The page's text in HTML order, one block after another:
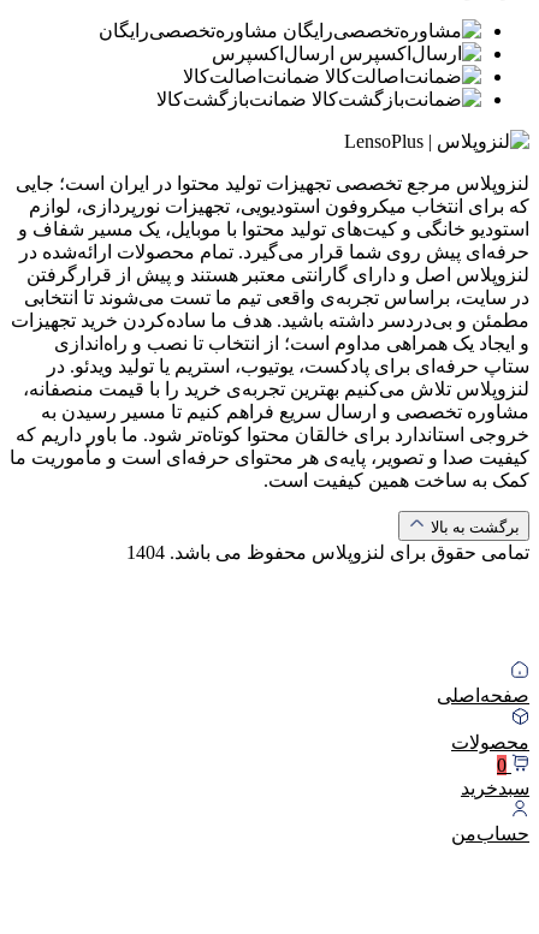
مشاوره‌تخصصی‌رایگان
ارسال‌اکسپرس
ضمانت‌اصالت‌کالا
ضمانت‌بازگشت‌کالا
لنزوپلاس مرجع تخصصی تجهیزات تولید محتوا در ایران است؛ جایی
که برای انتخاب میکروفون استودیویی، تجهیزات نورپردازی، لوازم
استودیو خانگی و کیت‌های تولید محتوا با موبایل، یک مسیر شفاف و
حرفه‌ای پیش روی شما قرار می‌گیرد. تمام محصولات ارائه‌شده در
لنزوپلاس اصل و دارای گارانتی معتبر هستند و پیش از قرارگرفتن
در سایت، براساس تجربه‌ی واقعی تیم ما تست می‌شوند تا انتخابی
مطمئن و بی‌دردسر داشته باشید. هدف ما ساده‌کردن خرید تجهیزات
و ایجاد یک همراهی مداوم است؛ از انتخاب تا نصب و راه‌اندازی
ستاپ حرفه‌ای برای پادکست، یوتیوب، استریم یا تولید ویدئو. در
لنزوپلاس تلاش می‌کنیم بهترین تجربه‌ی خرید را با قیمت منصفانه،
مشاوره تخصصی و ارسال سریع فراهم کنیم تا مسیر رسیدن به
خروجی استاندارد برای خالقان محتوا کوتاه‌تر شود. ما باور داریم که
کیفیت صدا و تصویر، پایه‌ی هر محتوای حرفه‌ای است و مأموریت ما
کمک به ساخت همین کیفیت است.
برگشت به بالا
تمامی حقوق برای لنزوپلاس محفوظ می باشد. 1404
صفحه‌اصلی
محصولات
0
سبد‌خرید
حساب‌من